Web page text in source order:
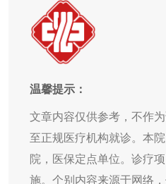
温馨提示：
文章内容仅供参考，不作
至正规医疗机构就诊。本
院，医保定点单位。诊疗
施。个别内容来源于网络，